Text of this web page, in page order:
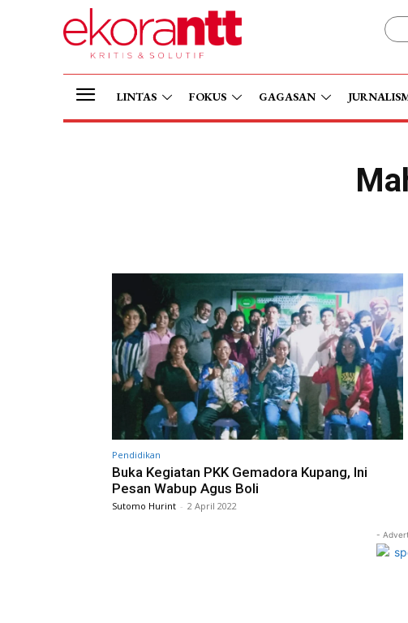
LINTAS FOKUS GAGASAN
Pendidikan
Buka Kegiatan PKK Gemadora Kupang, Ini
Pesan Wabup Agus Boli
Sutomo Hurint - 2 April 2022
-